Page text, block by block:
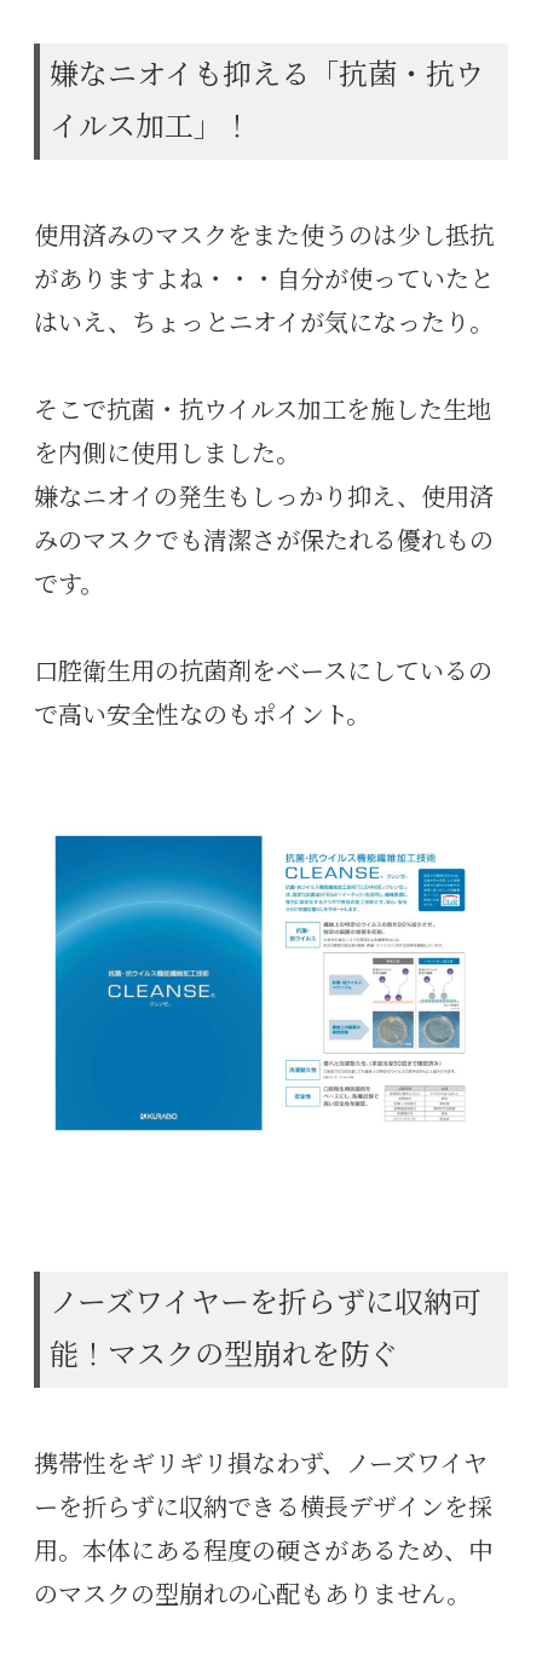
嫌なニオイも抑える「抗菌・抗ウ
イルス加工」！
使用済みのマスクをまた使うのは少し抵抗
がありますよね・・・自分が使っていたと
はいえ、ちょっとニオイが気になったり。
そこで抗菌・抗ウイルス加工を施した生地
を内側に使用しました。
嫌なニオイの発生もしっかり抑え、使用済
みのマスクでも清潔さが保たれる優れもの
です。
口腔衛生用の抗菌剤をベースにしているの
で高い安全性なのもポイント。
ノーズワイヤーを折らずに収納可
能！マスクの型崩れを防ぐ
携帯性をギリギリ損なわず、ノーズワイヤ
ーを折らずに収納できる横長デザインを採
用。本体にある程度の硬さがあるため、中
のマスクの型崩れの心配もありません。